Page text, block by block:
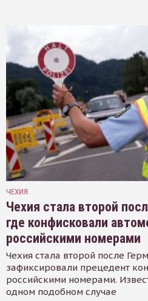
ЧЕХИЯ
Чехия стала второй
где конфисковали
российскими номерами
Чехия стала второй после
зафиксировали прецедент
российскими номерами.
одном подобном случае